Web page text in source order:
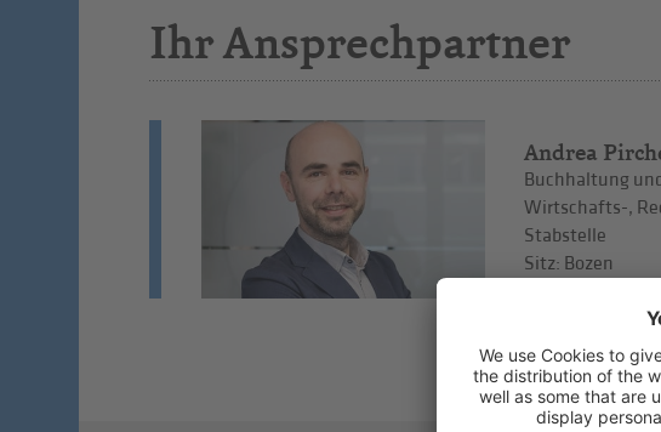
Ihr Ansprechpartner
Andrea
Buchhaltung
Wirtschafts-,
Stabstelle
Sitz: Bozen